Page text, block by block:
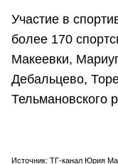
Участие в
более 170
Макеевки,
Дебальцево,
Тельмановского
Источник: ТГ-канал Юрия